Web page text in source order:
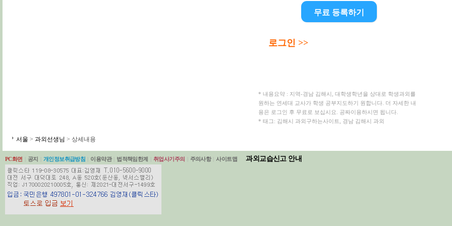
무료 등록하기
로그인 >>
* 내용요약 : 지역-경남 김해시, 대학생학년을 상대로 학생과외를
원하는 연세대 교사가 학생 공부지도하기 원합니다. 더 자세한 내
용은 로그인 후 무료로 보십시요. 공짜이용하시면 됩니다.
* 태그: 김해시 과외구하는사이트, 경남 김해시 과외
서울 > 과외선생님 > 상세내용
PC화면 공지 개인정보취급방침 이용약관 법적책임한계 취업사기주의 주의사항 사이트맵 과외교습신고 안내